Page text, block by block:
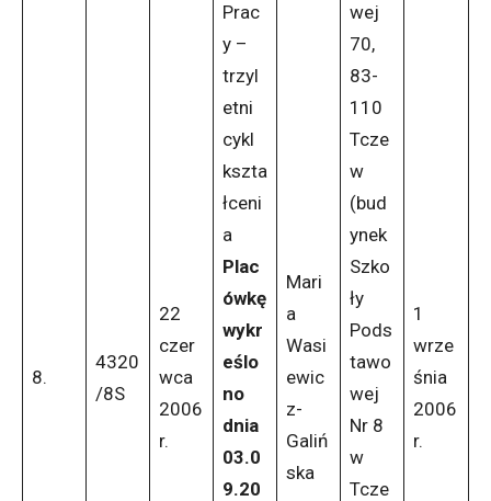
8.
4320
/8S
22
czer
wca
2006
r.
Prac
y –
trzyl
etni
cykl
kszta
łceni
a
Plac
ówkę
wykr
eślo
no
dnia
03.0
9.20
Mari
a
Wasi
ewic
z-
Galiń
ska
wej
70,
83-
110
Tcze
w
(bud
ynek
Szko
ły
Pods
tawo
wej
Nr 8
w
Tcze
1
wrze
śnia
2006
r.